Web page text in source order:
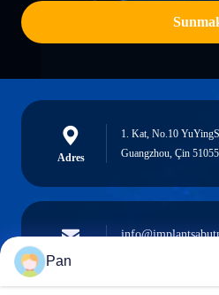
Adres
1. Kat, No.10
Guangzhou, Çin
e-posta
Pan